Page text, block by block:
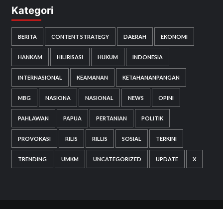
Kategori
BERITA CONTENT STRATEGY DAERAH EKONOMI
HANKAM HILIRISASI HUKUM INDONESIA
INTERNASIONAL KEAMANAN KETAHANANPANGAN
MBG NASIONA NASIONAL NEWS OPINI
PAHLAWAN PAPUA PERTANIAN POLITIK
PROVOKASI RILIS RILLIS SOSIAL TERKINI
TRENDING UMKM UNCATEGORIZED UPDATE X